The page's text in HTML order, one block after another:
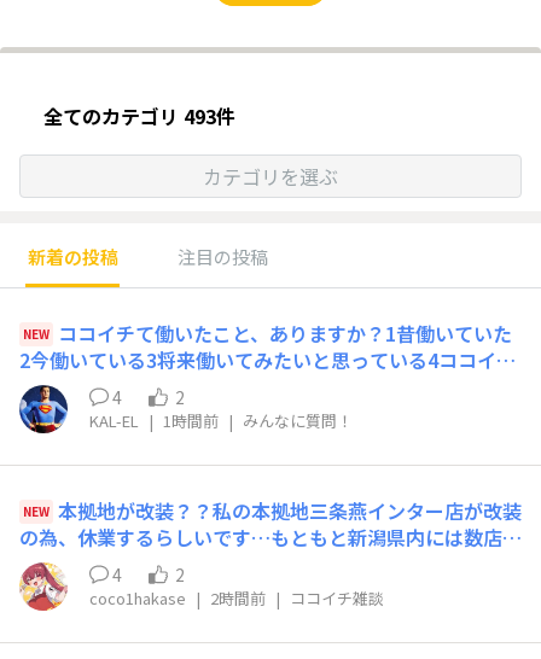
全てのカテゴリ 493件
カテゴリを選ぶ
新着の投稿 注目の投稿
NEW ココイチて働いたこと、ありますか？1昔働いていた
2今働いている3将来働いてみたいと思っている4ココイチ
で働いたこと無いし、これからも働く予定も無いちなみに
僕は1、昔アルバイトで少しだけ働いていました。
4 2
KAL-EL | 1時間前 | みんなに質問！
NEW 本拠地が改装？？私の本拠地三条燕インター店が改装
の為、休業するらしいです…もともと新潟県内には数店舗
しかなく、ここ数年で3店舗閉店して更に減っている状
況。近くの店舗としては、長岡インター店ですが結構距離
あります。お店がなくなるわけではなかったので良かった
のですが、我慢しなければならないと思うと少し辛いで
4 2
coco1hakase | 2時間前 | ココイチ雑談